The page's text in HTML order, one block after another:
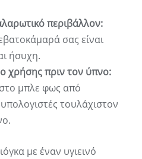
περιβάλλον:
σας είναι
ήσυχη.
χρήσης πριν τον ύπνο:
μπλε φως από
τουλάχιστον
με έναν υγιεινό